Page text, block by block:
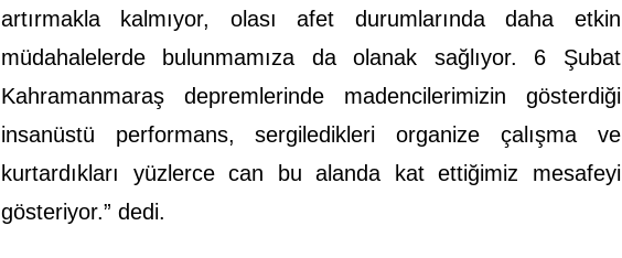
artırmakla kalmıyor, olası afet durumlarında daha etkin
müdahalelerde bulunmamıza da olanak sağlıyor. 6 Şubat
Kahramanmaraş depremlerinde madencilerimizin gösterdiği
insanüstü performans, sergiledikleri organize çalışma ve
kurtardıkları yüzlerce can bu alanda kat ettiğimiz mesafeyi
gösteriyor.” dedi.